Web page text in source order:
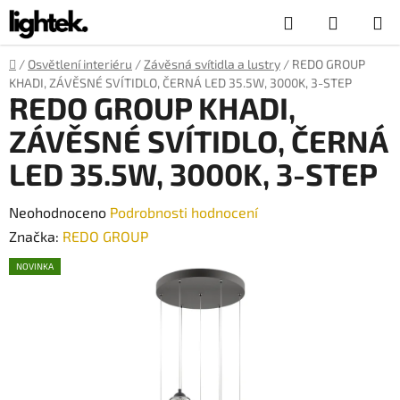
Přejít
na
obsah
Hledat
KOŠÍK
Domů
/ Osvětlení interiéru / Závěsná svítidla a lustry / REDO GROUP
KHADI, ZÁVĚSNÉ SVÍTIDLO, ČERNÁ LED 35.5W, 3000K, 3-STEP
REDO GROUP KHADI,
ZÁVĚSNÉ SVÍTIDLO, ČERNÁ
LED 35.5W, 3000K, 3-STEP
Průměrné
hodnocení
produktu
Neohodnoceno Podrobnosti hodnocení
Značka: REDO GROUP
NOVINKA